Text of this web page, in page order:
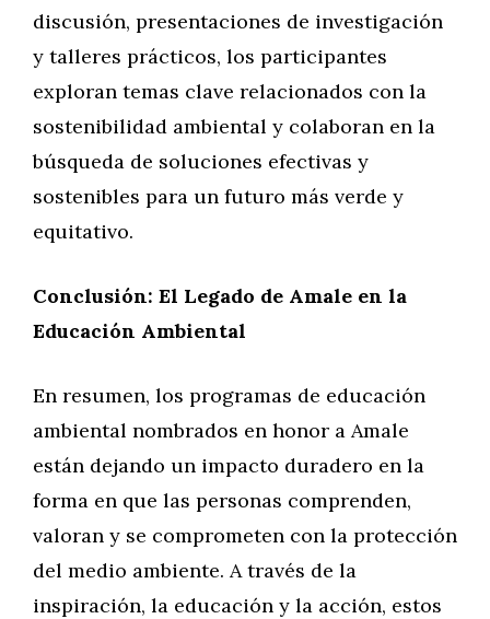
discusión, presentaciones de investigación
y talleres prácticos, los participantes
exploran temas clave relacionados con la
sostenibilidad ambiental y colaboran en la
búsqueda de soluciones efectivas y
sostenibles para un futuro más verde y
equitativo.
Conclusión: El Legado de Amale en la
Educación Ambiental
En resumen, los programas de educación
ambiental nombrados en honor a Amale
están dejando un impacto duradero en la
forma en que las personas comprenden,
valoran y se comprometen con la protección
del medio ambiente. A través de la
inspiración, la educación y la acción, estos